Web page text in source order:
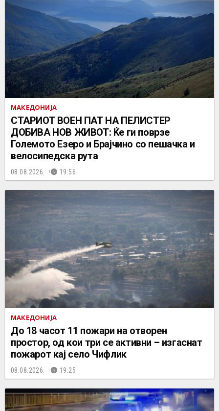
МАКЕДОНИЈА
СТАРИОТ ВОЕН ПАТ НА ПЕЛИСТЕР
ДОБИВА НОВ ЖИВОТ: Ќе ги поврзе
Големото Езеро и Брајчино со пешачка и
велосипедска рута
08.08.2026. 19:56
МАКЕДОНИЈА
До 18 часот 11 пожари на отворен
простор, од кои три се активни – изгаснат
пожарот кај село Чифлик
08.08.2026. 19:25